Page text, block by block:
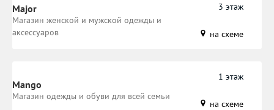
Major
Магазин женской и мужской одежды и
аксессуаров
3 этаж
на схеме
Mango
Магазин одежды и обуви для всей семьи
1 этаж
на схеме